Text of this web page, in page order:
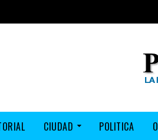
CIUDAD POLITICA